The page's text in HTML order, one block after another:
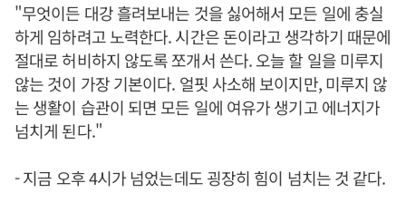
"무엇이든 대강 흘려보내는 것을 싫어해서 모든 일에 충실
하게 임하려고 노력한다. 시간은 돈이라고 생각하기 때문에
절대로 허비하지 않도록 쪼개서 쓴다. 오늘 할 일을 미루지
않는 것이 가장 기본이다. 얼핏 사소해 보이지만, 미루지 않
는 생활이 습관이 되면 모든 일에 여유가 생기고 에너지가
넘치게 된다."
- 지금 오후 4시가 넘었는데도 굉장히 힘이 넘치는 것 같다.